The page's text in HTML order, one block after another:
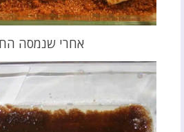
אחרי שנמסה